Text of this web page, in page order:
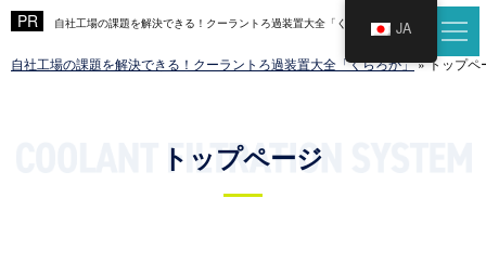
自社工場の課題を解決できる！クーラントろ過装置大全「くらろか」
自社工場の課題を解決できる！クーラントろ過装置大全「くらろか」»トップペ
トップページ
JA